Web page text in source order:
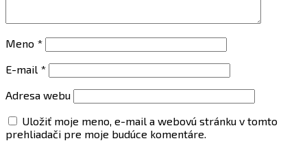
Meno *
E-mail *
Adresa webu
Uložiť moje meno, e-mail a webovú stránku v tomto
prehliadači pre moje budúce komentáre.